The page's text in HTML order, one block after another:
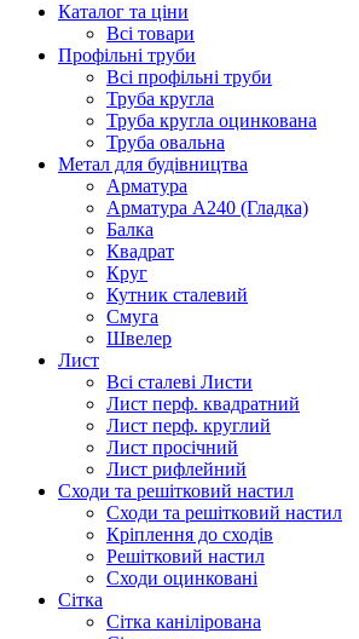
Каталог та ціни
Всі товари
Профільні труби
Всі профільні труби
Труба кругла
Труба кругла оцинкована
Труба овальна
Метал для будівництва
Арматура
Арматура А240 (Гладка)
Балка
Квадрат
Круг
Кутник сталевий
Смуга
Швелер
Лист
Всі сталеві Листи
Лист перф. квадратний
Лист перф. круглий
Лист просічний
Лист рифлейний
Сходи та решітковий настил
Сходи та решітковий настил
Кріплення до сходів
Решітковий настил
Сходи оцинковані
Сітка
Сітка канілірована